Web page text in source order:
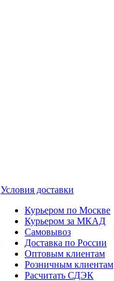
Условия доставки
Курьером по Москве
Курьером за МКАД
Самовывоз
Доставка по России
Оптовым клиентам
Розничным клиентам
Расчитать СДЭК